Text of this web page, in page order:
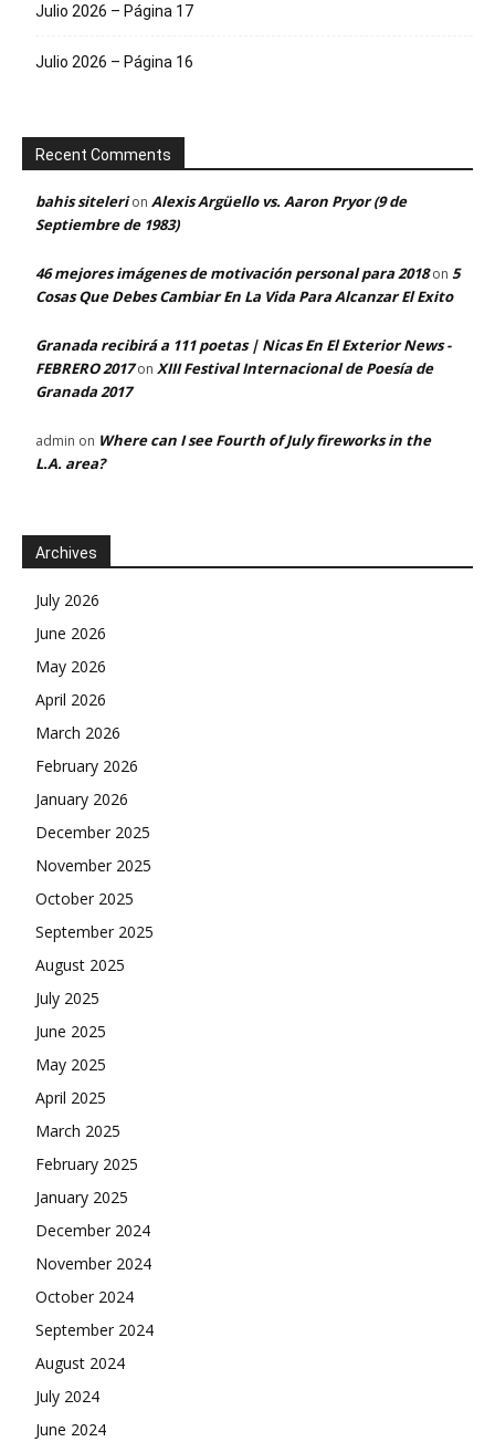
Julio 2026 – Página 17
Julio 2026 – Página 16
Recent Comments
bahis sitelerion Alexis Argüello vs. Aaron Pryor (9 de
Septiembre de 1983)
46 mejores imágenes de motivación personal para 2018on 5
Cosas Que Debes Cambiar En La Vida Para Alcanzar El Exito
Granada recibirá a 111 poetas | Nicas En El Exterior News -
FEBRERO 2017on XIII Festival Internacional de Poesía de
Granada 2017
admin on Where can I see Fourth of July fireworks in the
L.A. area?
Archives
July 2026
June 2026
May 2026
April 2026
March 2026
February 2026
January 2026
December 2025
November 2025
October 2025
September 2025
August 2025
July 2025
June 2025
May 2025
April 2025
March 2025
February 2025
January 2025
December 2024
November 2024
October 2024
September 2024
August 2024
July 2024
June 2024